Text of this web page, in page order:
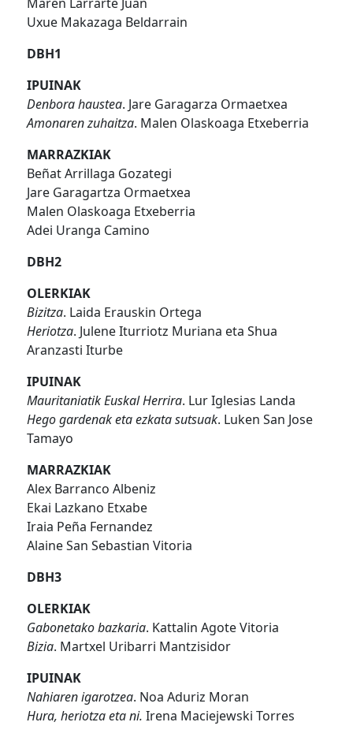
Uxue Makazaga Beldarrain
DBH1
IPUINAK
Denbora haustea. Jare Garagarza Ormaetxea
Amonaren zuhaitza. Malen Olaskoaga Etxeberria
MARRAZKIAK
Beñat Arrillaga Gozategi
Jare Garagartza Ormaetxea
Malen Olaskoaga Etxeberria
Adei Uranga Camino
DBH2
OLERKIAK
Bizitza. Laida Erauskin Ortega
Heriotza. Julene Iturriotz Muriana eta Shua
Aranzasti Iturbe
IPUINAK
Mauritaniatik Euskal Herrira. Lur Iglesias Landa
Hego gardenak eta ezkata sutsuak. Luken San Jose
Tamayo
MARRAZKIAK
Alex Barranco Albeniz
Ekai Lazkano Etxabe
Iraia Peña Fernandez
Alaine San Sebastian Vitoria
DBH3
OLERKIAK
Gabonetako bazkaria. Kattalin Agote Vitoria
Bizia. Martxel Uribarri Mantzisidor
IPUINAK
Nahiaren igarotzea. Noa Aduriz Moran
Hura, heriotza eta ni. Irena Maciejewski Torres